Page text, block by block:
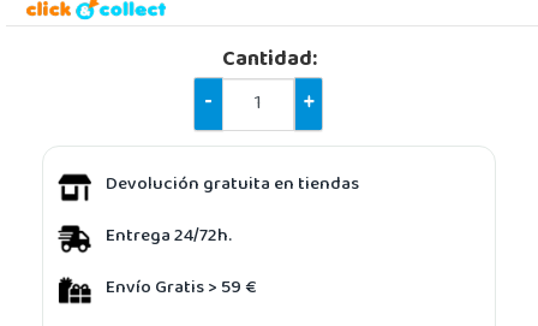
Cantidad:
-
+
Devolución gratuita en tiendas
Entrega 24/72h.
Envío Gratis > 59 €